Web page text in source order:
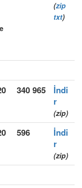
(zip
txt)
340 965
İndi
r
(zip)
596
İndi
r
(zip)